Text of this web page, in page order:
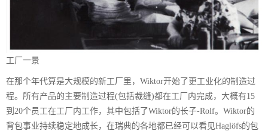
工厂一景
在那个年代算是大规模的新工厂里，Wiktor开始了更工业化的制造过
程。所有产品的主要制造过程(包括裁缝)都在工厂内完成，大概有15
到20个员工在工厂内工作，其中包括了Wiktor的长子-Rolf。Wiktor的
背包事业持续稳定地成长，在瑞典的各地都已经可以看见Haglöfs的包